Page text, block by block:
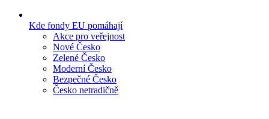
Kde fondy EU pomáhají
Akce pro veřejnost
Nové Česko
Zelené Česko
Moderní Česko
Bezpečné Česko
Česko netradičně